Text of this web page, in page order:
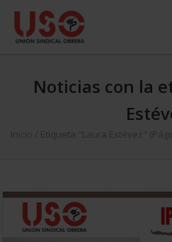
Noticias con la
Inicio Etiqueta "Laura Estévez"